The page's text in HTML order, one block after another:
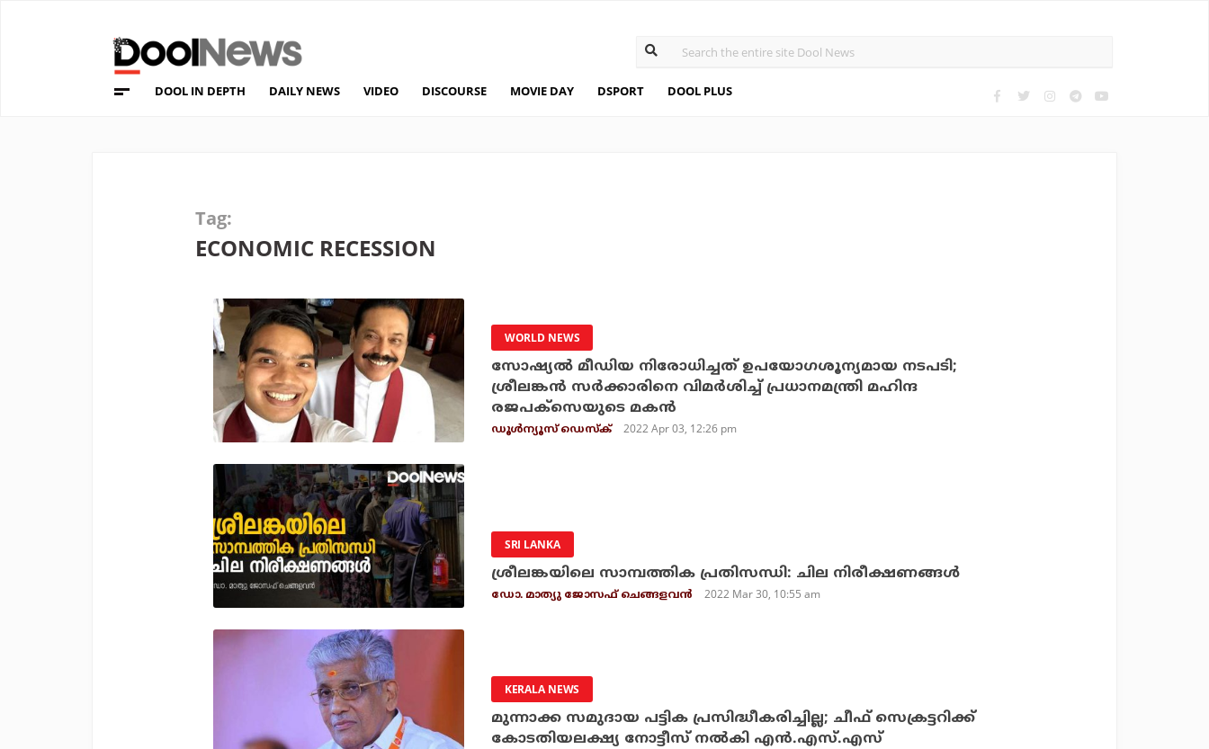
DOOL IN DEPTH DAILY NEWS VIDEO DISCOURSE MOVIE DAY DSPORT DOOL PLUS
Tag:
ECONOMIC RECESSION
WORLD NEWS
സോഷ്യല്‍ മീഡിയ നിരോധിച്ചത് ഉപയോഗശൂന്യമായ നടപടി;
ശ്രീലങ്കന്‍ സര്‍ക്കാരിനെ വിമര്‍ശിച്ച് പ്രധാനമന്ത്രി മഹിന്ദ
രജപക്‌സെയുടെ മകന്‍
ഡൂള്‍ന്യൂസ് ഡെസ്‌ക് 2022 Apr 03, 12:26 pm
SRI LANKA
ശ്രീലങ്കയിലെ സാമ്പത്തിക പ്രതിസന്ധി: ചില നിരീക്ഷണങ്ങള്‍
ഡോ. മാത്യു ജോസഫ് ചെങ്ങളവന്‍ 2022 Mar 30, 10:55 am
KERALA NEWS
മുന്നാക്ക സമുദായ പട്ടിക പ്രസിദ്ധീകരിച്ചില്ല; ചീഫ് സെക്രട്ടറിക്ക്
കോടതിയലക്ഷ്യ നോട്ടീസ് നല്‍കി എന്‍.എസ്.എസ്